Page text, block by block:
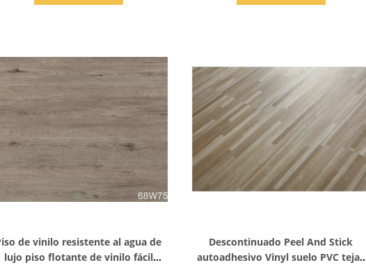
de vinilo resistente al agua de
lujo piso flotante de vinilo fácil
Descontinuado Peel And Stick
autoadhesivo Vinyl suelo PVC tejas